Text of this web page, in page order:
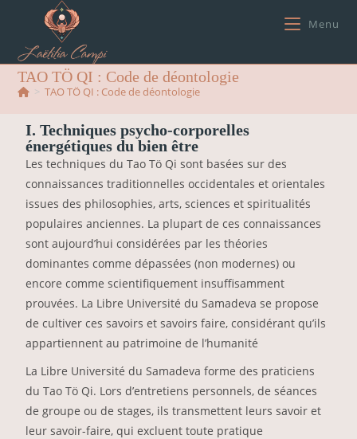
Menu
TAO TÖ QI : Code de déontologie
> TAO TÖ QI : Code de déontologie
I. Techniques psycho-corporelles
énergétiques du bien être
Les techniques du Tao Tö Qi sont basées sur des
connaissances traditionnelles occidentales et orientales
issues des philosophies, arts, sciences et spiritualités
populaires anciennes. La plupart de ces connaissances
sont aujourd’hui considérées par les théories
dominantes comme dépassées (non modernes) ou
encore comme scientifiquement insuffisamment
prouvées. La Libre Université du Samadeva se propose
de cultiver ces savoirs et savoirs faire, considérant qu’ils
appartiennent au patrimoine de l’humanité
La Libre Université du Samadeva forme des praticiens
du Tao Tö Qi. Lors d’entretiens personnels, de séances
de groupe ou de stages, ils transmettent leurs savoir et
leur savoir-faire, qui excluent toute pratique